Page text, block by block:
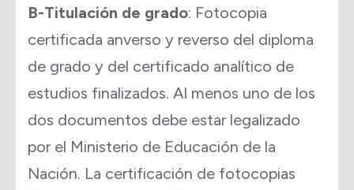
B-Titulación de grado: Fotocopia
certificada anverso y reverso del diploma
de grado y del certificado analítico de
estudios finalizados. Al menos uno de los
dos documentos debe estar legalizado
por el Ministerio de Educación de la
Nación. La certificación de fotocopias